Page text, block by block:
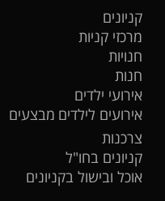
קניונים
מרכזי קניות
חנויות
חנות
אירועי ילדים
אירועים לילדים מבצעים
צרכנות
קניונים בחו"ל
אוכל ובישול בקניונים